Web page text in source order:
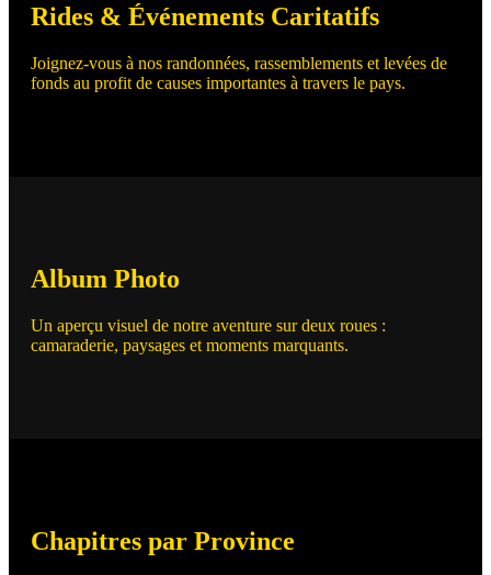
Rides & Événements Caritatifs
Joignez-vous à nos randonnées, rassemblements et levées de
fonds au profit de causes importantes à travers le pays.
Album Photo
Un aperçu visuel de notre aventure sur deux roues :
camaraderie, paysages et moments marquants.
Chapitres par Province